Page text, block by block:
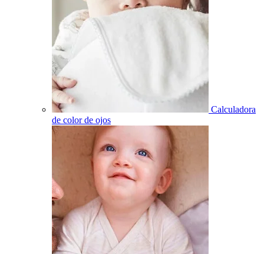
Calculadora
de color de ojos